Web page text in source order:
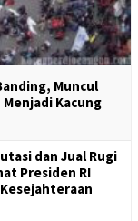
Muncul
Kacung
dan Jual Rugi
Presiden RI